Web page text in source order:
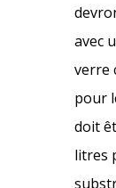
avec
verre
pour
doit
litres